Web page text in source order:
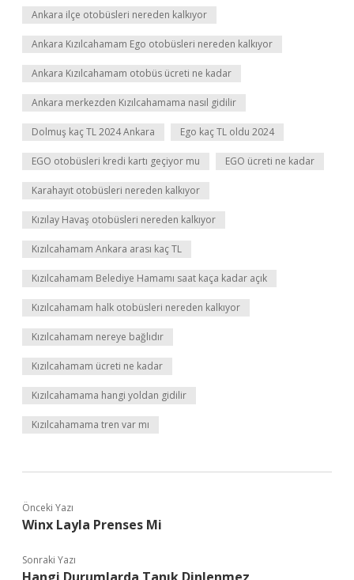
Ankara ilçe otobüsleri nereden kalkıyor
Ankara Kızılcahamam Ego otobüsleri nereden kalkıyor
Ankara Kızılcahamam otobüs ücreti ne kadar
Ankara merkezden Kızılcahamama nasıl gidilir
Dolmuş kaç TL 2024 Ankara Ego kaç TL oldu 2024
EGO otobüsleri kredi kartı geçiyor mu EGO ücreti ne kadar
Karahayıt otobüsleri nereden kalkıyor
Kızılay Havaş otobüsleri nereden kalkıyor
Kızılcahamam Ankara arası kaç TL
Kızılcahamam Belediye Hamamı saat kaça kadar açık
Kızılcahamam halk otobüsleri nereden kalkıyor
Kızılcahamam nereye bağlıdır
Kızılcahamam ücreti ne kadar
Kızılcahamama hangi yoldan gidilir
Kızılcahamama tren var mı
Önceki Yazı
Winx Layla Prenses Mi
Sonraki Yazı